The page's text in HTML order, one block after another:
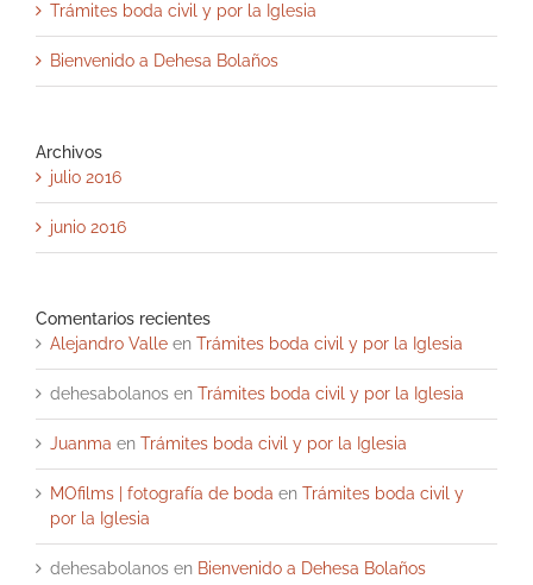
Trámites boda civil y por la Iglesia
Bienvenido a Dehesa Bolaños
Archivos
julio 2016
junio 2016
Comentarios recientes
Alejandro Valle en Trámites boda civil y por la Iglesia
dehesabolanos en Trámites boda civil y por la Iglesia
Juanma en Trámites boda civil y por la Iglesia
MOfilms | fotografía de boda en Trámites boda civil y
por la Iglesia
dehesabolanos en Bienvenido a Dehesa Bolaños